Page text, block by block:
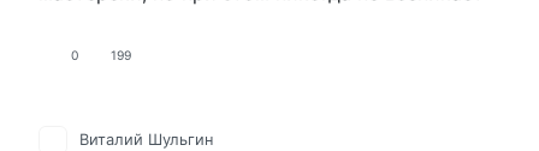
0 199
Виталий Шульгин